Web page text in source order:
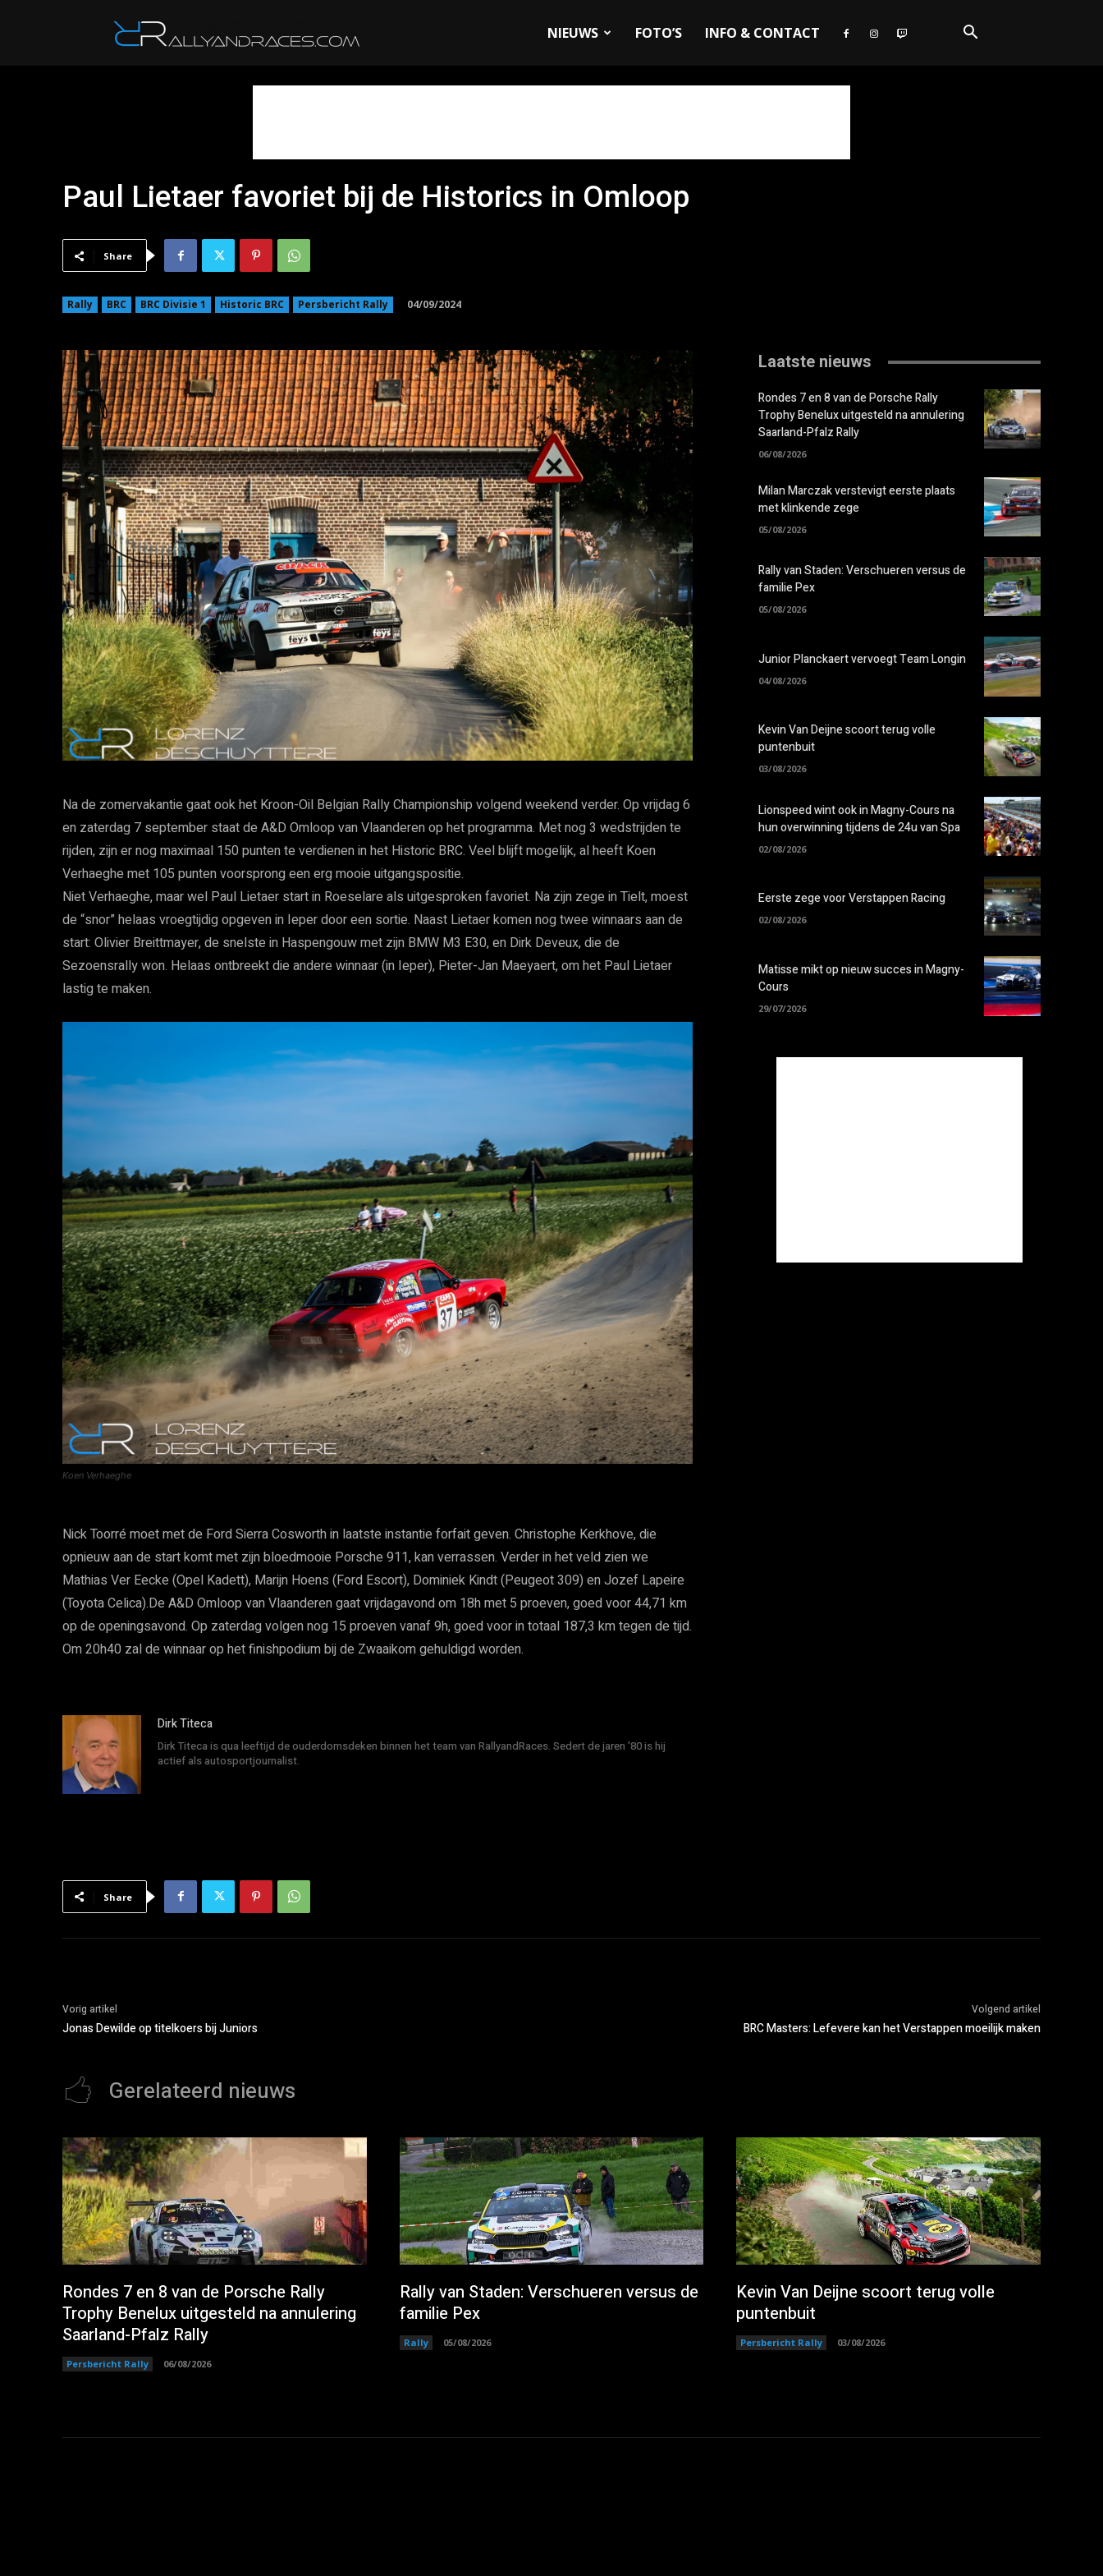
NIEUWS FOTO’S INFO & CONTACT
Paul Lietaer favoriet bij de Historics in Omloop
Share
Rally BRC BRC Divisie 1 Historic BRC Persbericht Rally 04/09/2024
Na de zomervakantie gaat ook het Kroon-Oil Belgian Rally Championship volgend weekend verder. Op vrijdag 6
en zaterdag 7 september staat de A&D Omloop van Vlaanderen op het programma. Met nog 3 wedstrijden te
rijden, zijn er nog maximaal 150 punten te verdienen in het Historic BRC. Veel blijft mogelijk, al heeft Koen
Verhaeghe met 105 punten voorsprong een erg mooie uitgangspositie.
Niet Verhaeghe, maar wel Paul Lietaer start in Roeselare als uitgesproken favoriet. Na zijn zege in Tielt, moest
de “snor” helaas vroegtijdig opgeven in Ieper door een sortie. Naast Lietaer komen nog twee winnaars aan de
start: Olivier Breittmayer, de snelste in Haspengouw met zijn BMW M3 E30, en Dirk Deveux, die de
Sezoensrally won. Helaas ontbreekt die andere winnaar (in Ieper), Pieter-Jan Maeyaert, om het Paul Lietaer
lastig te maken.
Koen Verhaeghe
Nick Toorré moet met de Ford Sierra Cosworth in laatste instantie forfait geven. Christophe Kerkhove, die
opnieuw aan de start komt met zijn bloedmooie Porsche 911, kan verrassen. Verder in het veld zien we
Mathias Ver Eecke (Opel Kadett), Marijn Hoens (Ford Escort), Dominiek Kindt (Peugeot 309) en Jozef Lapeire
(Toyota Celica).De A&D Omloop van Vlaanderen gaat vrijdagavond om 18h met 5 proeven, goed voor 44,71 km
op de openingsavond. Op zaterdag volgen nog 15 proeven vanaf 9h, goed voor in totaal 187,3 km tegen de tijd.
Om 20h40 zal de winnaar op het finishpodium bij de Zwaaikom gehuldigd worden.
Dirk Titeca
Dirk Titeca is qua leeftijd de ouderdomsdeken binnen het team van RallyandRaces. Sedert de jaren '80 is hij
actief als autosportjournalist.
Laatste nieuws
Rondes 7 en 8 van de Porsche Rally
Trophy Benelux uitgesteld na annulering
Saarland-Pfalz Rally
06/08/2026
Milan Marczak verstevigt eerste plaats
met klinkende zege
05/08/2026
Rally van Staden: Verschueren versus de
familie Pex
05/08/2026
Junior Planckaert vervoegt Team Longin
04/08/2026
Kevin Van Deijne scoort terug volle
puntenbuit
03/08/2026
Lionspeed wint ook in Magny-Cours na
hun overwinning tijdens de 24u van Spa
02/08/2026
Eerste zege voor Verstappen Racing
02/08/2026
Matisse mikt op nieuw succes in Magny-
Cours
29/07/2026
Share
Vorig artikel
Jonas Dewilde op titelkoers bij Juniors
Volgend artikel
BRC Masters: Lefevere kan het Verstappen moeilijk maken
Gerelateerd nieuws
Rondes 7 en 8 van de Porsche Rally
Trophy Benelux uitgesteld na annulering
Saarland-Pfalz Rally
Persbericht Rally 06/08/2026
Rally van Staden: Verschueren versus de
familie Pex
Rally 05/08/2026
Kevin Van Deijne scoort terug volle
puntenbuit
Persbericht Rally 03/08/2026